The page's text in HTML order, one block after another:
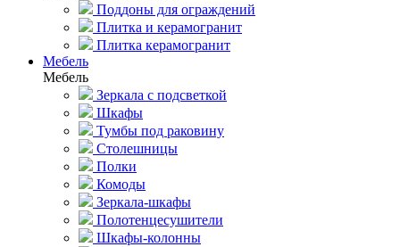
Поддоны для ограждений
Плитка и керамогранит
Плитка керамогранит
Мебель
Мебель
Зеркала с подсветкой
Шкафы
Тумбы под раковину
Столешницы
Полки
Комоды
Зеркала-шкафы
Полотенцесушители
Шкафы-колонны